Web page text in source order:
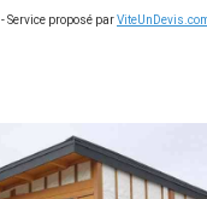
- Service proposé par